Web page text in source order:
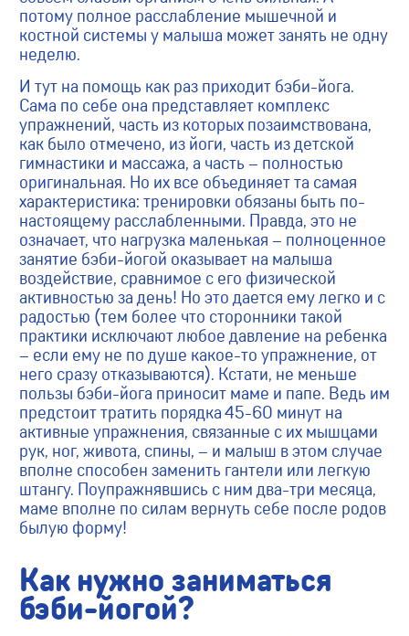
потому полное расслабление мышечной и
костной системы у малыша может занять не одну
неделю.
И тут на помощь как раз приходит бэби-йога.
Сама по себе она представляет комплекс
упражнений, часть из которых позаимствована,
как было отмечено, из йоги, часть из детской
гимнастики и массажа, а часть – полностью
оригинальная. Но их все объединяет та самая
характеристика: тренировки обязаны быть по-
настоящему расслабленными. Правда, это не
означает, что нагрузка маленькая – полноценное
занятие бэби-йогой оказывает на малыша
воздействие, сравнимое с его физической
активностью за день! Но это дается ему легко и с
радостью (тем более что сторонники такой
практики исключают любое давление на ребенка
– если ему не по душе какое-то упражнение, от
него сразу отказываются). Кстати, не меньше
пользы бэби-йога приносит маме и папе. Ведь им
предстоит тратить порядка 45-60 минут на
активные упражнения, связанные с их мышцами
рук, ног, живота, спины, – и малыш в этом случае
вполне способен заменить гантели или легкую
штангу. Поупражнявшись с ним два-три месяца,
маме вполне по силам вернуть себе после родов
былую форму!
Как нужно заниматься
бэби-йогой?